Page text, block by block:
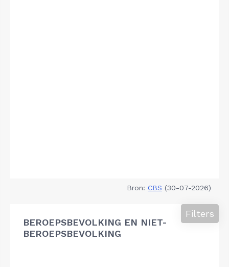
Bron: CBS (30-07-2026)
BEROEPSBEVOLKING EN NIET-
BEROEPSBEVOLKING
Filters